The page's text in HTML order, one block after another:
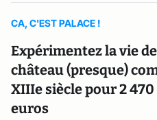
CA, C'EST PALACE !
Expérimentez la vie de
château (presque)
XIIIe siècle pour 2
euros